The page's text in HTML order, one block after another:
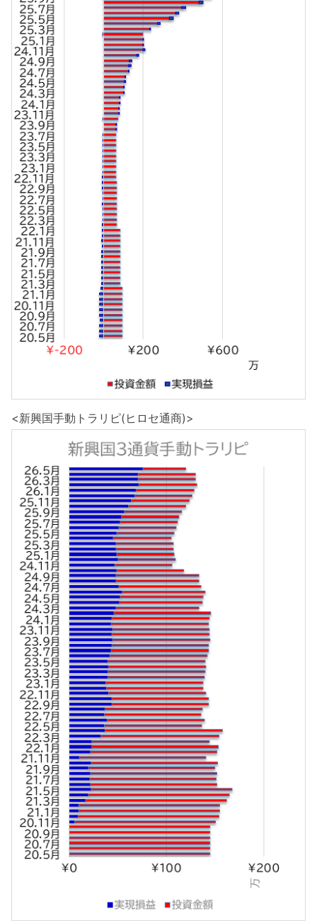
<新興国手動トラリピ(ヒロセ通商)>